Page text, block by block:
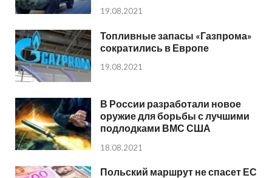
19.08.2021
Топливные запасы «Газпрома»
сократились в Европе
19.08.2021
В России разработали новое
оружие для борьбы с лучшими
подлодками ВМС США
18.08.2021
Польский маршрут не спасет ЕС